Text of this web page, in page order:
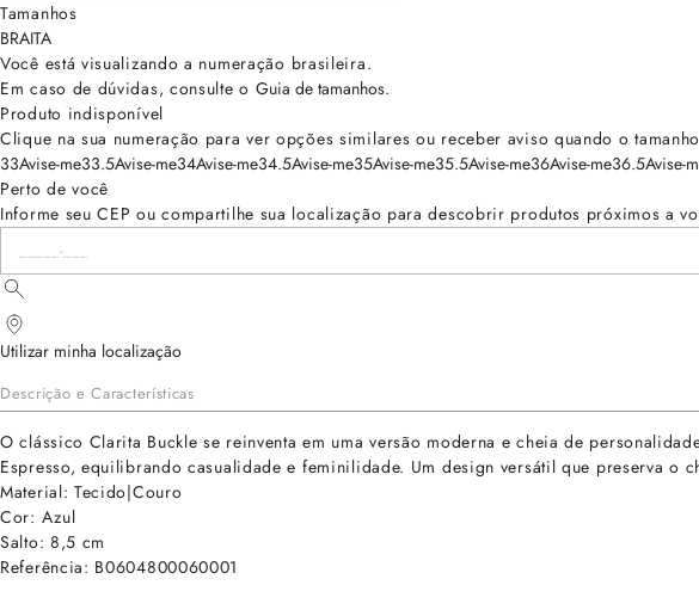
Tamanhos
BRAITA
Você está visualizando a numeração brasileira.
Em caso de dúvidas, consulte o Guia de tamanhos.
Produto indisponível
Clique na sua numeração para ver opções similares ou receber aviso quando o
33Avise-me33.5Avise-me34Avise-me34.5Avise-me35Avise-me35.5Avise-me36Avise-me36.5Avise-
Perto de você
Informe seu CEP ou compartilhe sua localização para descobrir produtos próximos a
Utilizar minha localização
Descrição e Características
O clássico Clarita Buckle se reinventa em uma versão moderna e cheia de
Espresso, equilibrando casualidade e feminilidade. Um design versátil que preserva o
Material: Tecido|Couro
Cor: Azul
Salto: 8,5 cm
Referência: B0604800060001